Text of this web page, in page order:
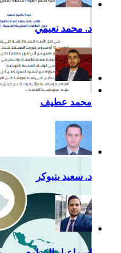
إضافية لدعم القوة
للصين في أمريكا
د. محمد نعيمي
محمد عطيف
د. سعيد بنبوكر